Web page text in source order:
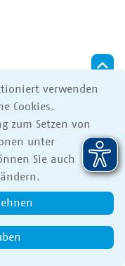
verwenden
Cookies.
zum Setzen von
unter
Sie auch